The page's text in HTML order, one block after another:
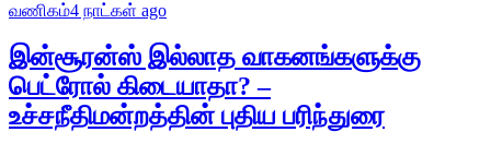
வணிகம்4 நாட்கள் ago
இன்சூரன்ஸ் இல்லாத வாகனங்களுக்கு
பெட்ரோல் கிடையாதா? –
உச்சநீதிமன்றத்தின் புதிய பரிந்துரை